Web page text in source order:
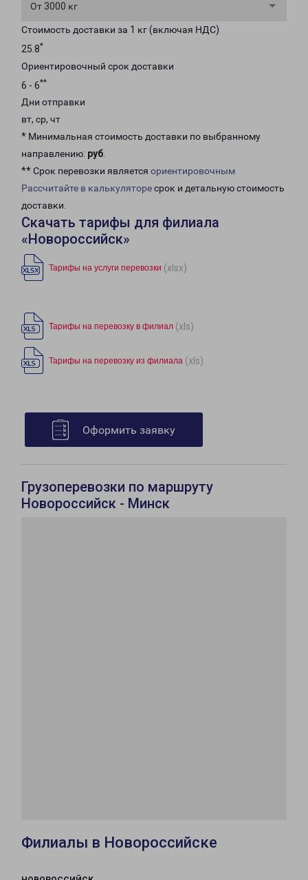
От 3000 кг
Стоимость доставки за 1 кг (включая НДС)
25.8*
Ориентировочный срок доставки
6 - 6**
Дни отправки
вт, ср, чт
* Минимальная стоимость доставки по выбранному
направлению: руб.
** Срок перевозки является ориентировочным
Рассчитайте в калькуляторесрок и детальную стоимость
доставки.
Скачать тарифы для филиала
«Новороссийск»
Тарифы на услуги перевозки (xlsx)
Тарифы на перевозку в филиал (xls)
Тарифы на перевозку из филиала (xls)
Оформить заявку
Грузоперевозки по маршруту
Новороссийск - Минск
Филиалы в Новороссийске